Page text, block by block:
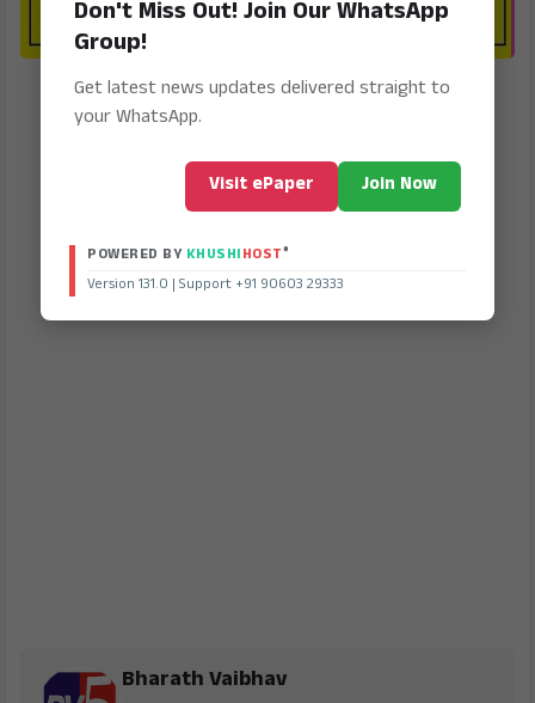
Bharath Vaibhav
Don't Miss Out! Join Our WhatsApp
Group!
Get latest news updates delivered straight to
your WhatsApp.
Visit ePaper Join Now
POWERED BY KHUSHIHOST®
Version 131.0 | Support +91 90603 29333